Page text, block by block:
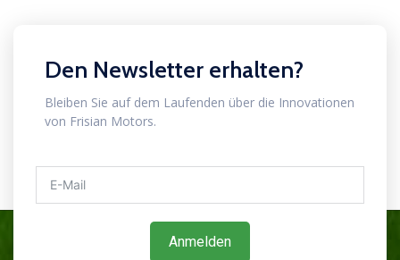
Den Newsletter erhalten?
Bleiben Sie auf dem Laufenden über die Innovationen
von Frisian Motors.
Anmelden